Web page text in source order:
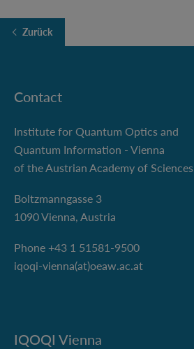
Zurück
Contact
Institute for Quantum Optics and
Quantum Information - Vienna
of the Austrian Academy of Sciences
Boltzmanngasse 3
1090 Vienna, Austria
Phone +43 1 51581-9500
iqoqi-vienna(at)oeaw.ac.at
IQOQI Vienna